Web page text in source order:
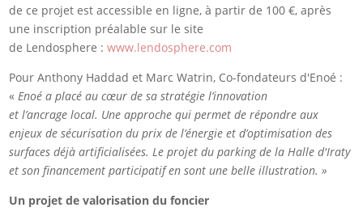
de ce projet est accessible en ligne, à partir de 100 €, après
une inscription préalable sur le site
de Lendosphere :www.lendosphere.com
Pour Anthony Haddad et Marc Watrin, Co-fondateurs d'Enoé :
«Enoé a placé au cœur de sa stratégie l’innovation
etl’ancrage local. Une approche qui permet de répondreaux
enjeux de sécurisation du prix de l’énergie et d’optimisation des
surfaces déjà artificialisées. Le projet du parking de la Halle d'Iraty
et son financement participatif en sont une belle illustration. »
Un projet de valorisation du foncier